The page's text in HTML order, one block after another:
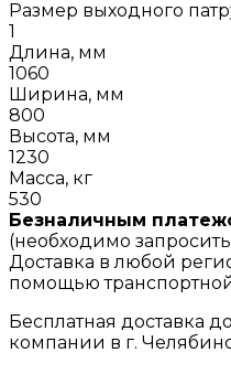
Размер выходного
1
Длина, мм
1060
Ширина, мм
800
Высота, мм
1230
Масса, кг
530
Безналичным
(необходимо запросить
Доставка в любой
помощью
Бесплатная доставка
компании в г.